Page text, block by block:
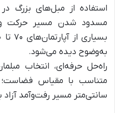
استفاده از مبل‌های بزرگ
مسدود شدن مسیر حرکت
به‌وضوح دیده می‌شود.
راه‌حل حرفه‌ای، انتخاب
سانتی‌متر مسیر رفت‌وآمد آزاد